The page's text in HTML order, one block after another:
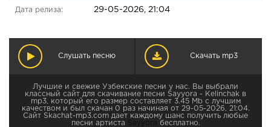
Дата релиза: 29-05-2026, 21:04
Слушать песню Скачать mp3
Лучшие и свежие Узбекские песни у нас. Вы выбрали
классный сайт для скачивание песни Sayyora - Kelinchak в
mp3, который его размер составляет 3.45 Mb с лучшим
качеством и был скачан 0 раз начиная от 29-05-2026, 21:04.
Сайт Skachat-mp3.com дает каждому шанс получить любые
песни артиста
Sayyora бесплатно.